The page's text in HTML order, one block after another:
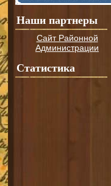
Наши партнеры
Сайт Районной
Администрации
Статистика